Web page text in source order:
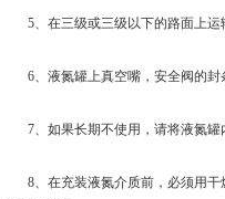
5、在三级或三级以下的路面上运
6、液氮罐上真空嘴，安全阀的封
7、如果长期不使用，请将液氮罐
8、在充装液氮介质前，必须用干